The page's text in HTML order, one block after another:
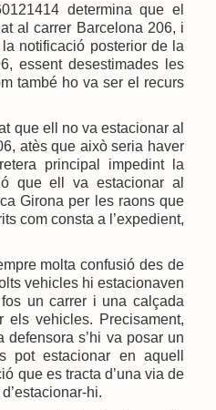
determina que el
al carrer Barcelona 206, i
notificació posterior de la
essent desestimades les
també ho va ser el recurs
que ell no va estacionar al
atès que això seria haver
principal impedint la
que ell va estacionar al
Girona per les raons que
com consta a l’expedient,
molta confusió des de
vehicles hi estacionaven
un carrer i una calçada
els vehicles. Precisament,
defensora s’hi va posar un
pot estacionar en aquell
que es tracta d’una via de
hi.